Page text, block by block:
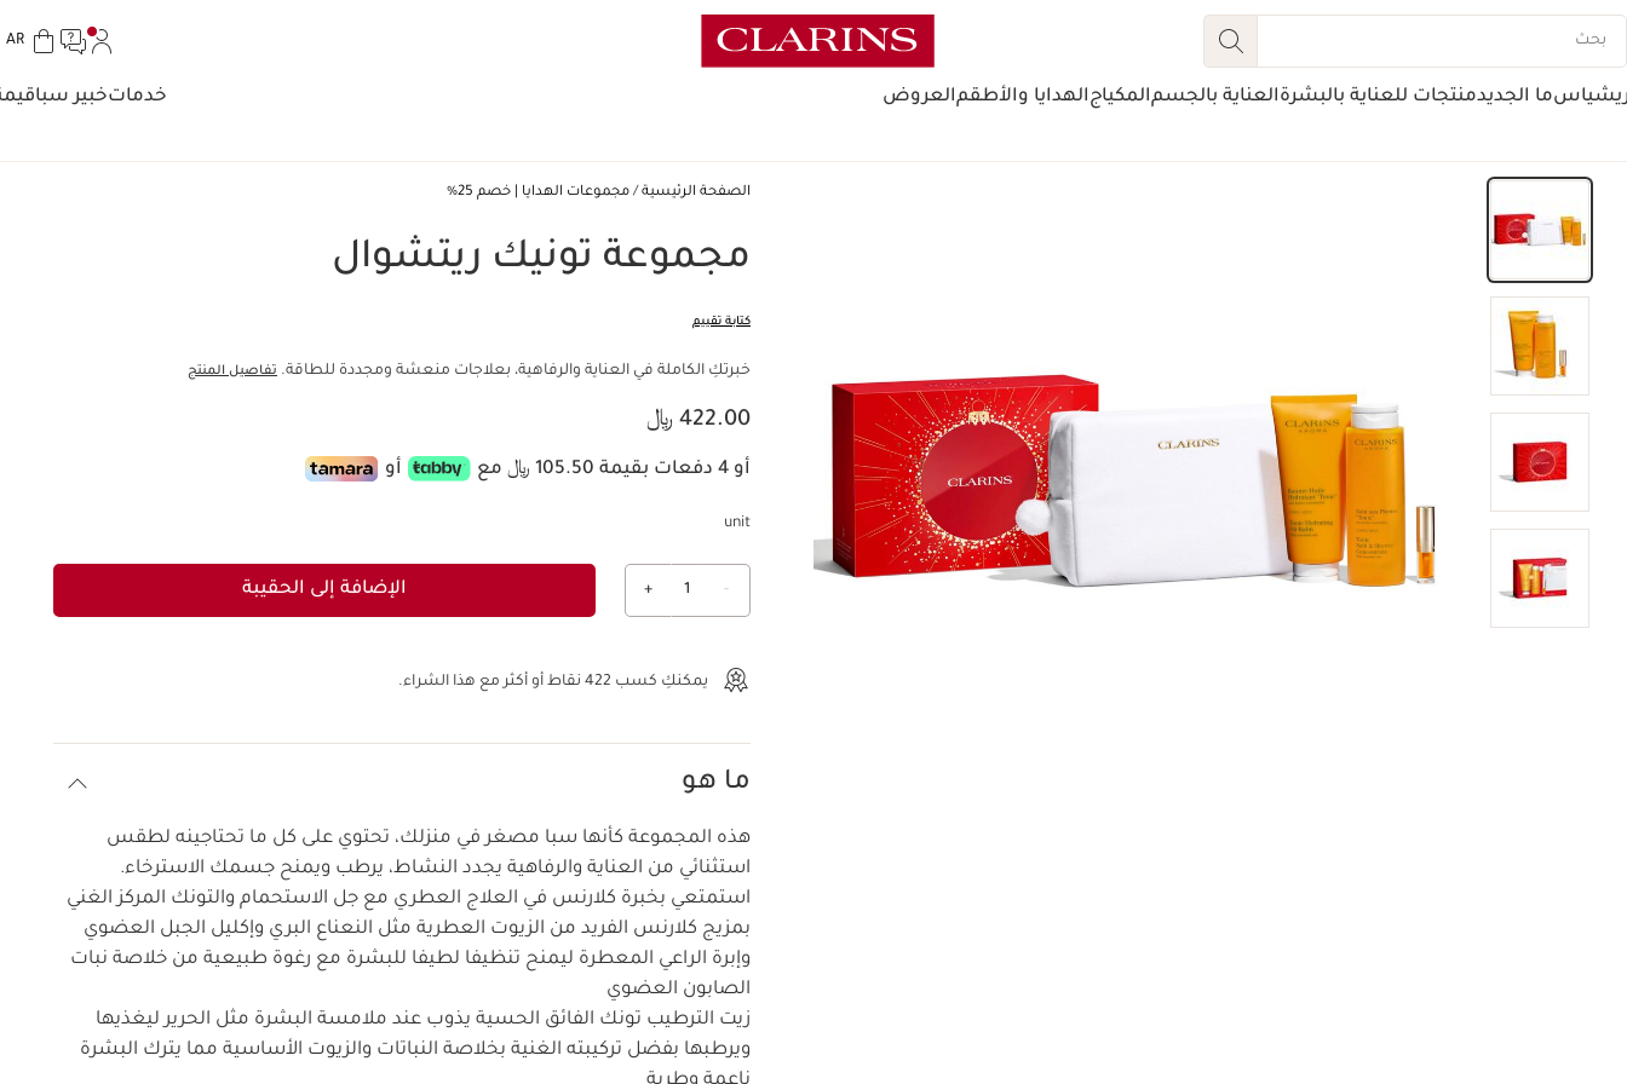
انتقل إلى أسفل الصفحة
AR
ما الجديدمنتجات للعناية بالبشرةالعناية بالجسمالمكياجالهدايا والأطقمالعروض خدماتخبير سبا
الصفحة الرئيسية مجموعات الهدايا | خصم 25%
مجموعة تونيك ريتشوال
كتابة تقييم
خبرتكِ الكاملة في العناية والرفاهية، بعلاجات منعشة ومجددة للطاقة. تفاصيل المنتج
السعر الحالي هو 422.00 ﷼
422.00 ﷼
أو 4 دفعات بقيمة 105.50 ﷼ مع أو
unit
-
1
+ الإضافة إلى الحقيبة
يمكنكِ كسب 422 نقاط أو أكثر مع هذا الشراء.
ما هو
هذه المجموعة كأنها سبا مصغر في منزلك، تحتوي على كل ما تحتاجينه لطقس
استثنائي من العناية والرفاهية يجدد النشاط، يرطب ويمنح جسمك الاسترخاء.
استمتعي بخبرة كلارنس في العلاج العطري مع جل الاستحمام والتونك المركز الغني
بمزيج كلارنس الفريد من الزيوت العطرية مثل النعناع البري وإكليل الجبل العضوي
وإبرة الراعي المعطرة ليمنح تنظيفا لطيفا للبشرة مع رغوة طبيعية من خلاصة نبات
الصابون العضوي
زيت الترطيب تونك الفائق الحسية يذوب عند ملامسة البشرة مثل الحرير ليغذيها
ويرطبها بفضل تركيبته الغنية بخلاصة النباتات والزيوت الأساسية مما يترك البشرة